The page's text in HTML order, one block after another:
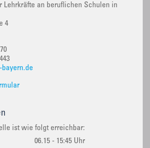
Lehrkräfte an beruflichen Schulen in
4
bayern.de
ist wie folgt erreichbar:
06.15 - 15:45 Uhr